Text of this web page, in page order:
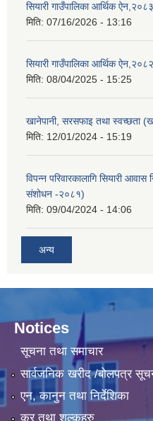
सियारी गाउँपालिका आर्थिक ऐन,२०८३
मिति: 07/16/2026 - 13:16
सियारी गाउँपालिका आर्थिक ऐन,२०८२
मिति: 08/04/2025 - 15:25
खानेपानी, सरसफाइ तथा स्वच्छता
मिति: 12/01/2024 - 15:19
विपन्न परिवारकालागि सियारी आवास
संशोधन -२०८१)
मिति: 09/04/2024 - 14:06
अन्य
Notices
सूचना तथा समाचार
सार्वजनिक खरीद /बोलपत्र
एन, कानुन तथा निर्देशिका
कर तथा शुल्कहरु